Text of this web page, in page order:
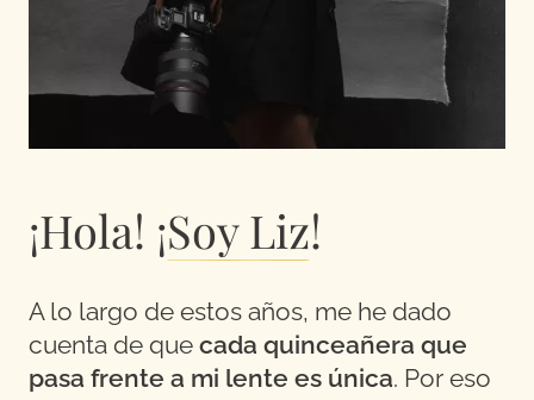
¡Hola! ¡Soy Liz!
A lo largo de estos años, me he dado
cuenta de que cada quinceañera que
pasa frente a mi lente es única. Por eso